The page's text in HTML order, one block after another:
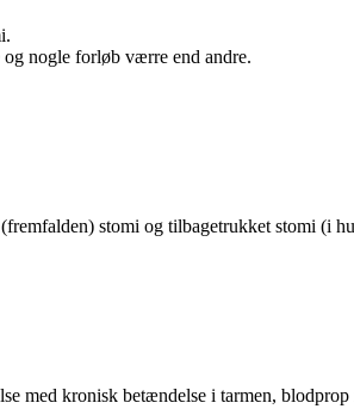
nogle forløb værre end andre.
stomi og tilbagetrukket stomi (i
med kronisk betændelse i tarmen,